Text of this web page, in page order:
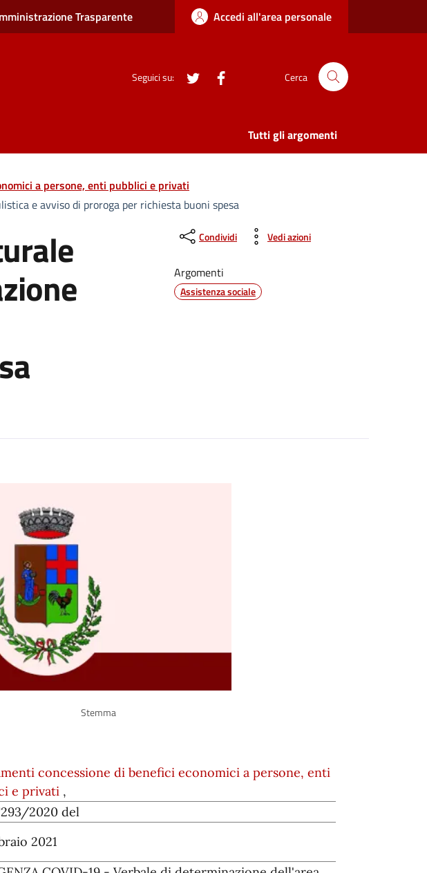
Trasparente Accedi all'area personale
Seguici su: twitter Cerca
Tutti gli argomenti
a persone, enti pubblici e privati
e avviso di proroga per richiesta buoni spesa
Condividi Vedi azioni
Argomenti
Assistenza sociale
Stemma
concessione di benefici economici a persone, enti
e privati ,
2020 del
2021